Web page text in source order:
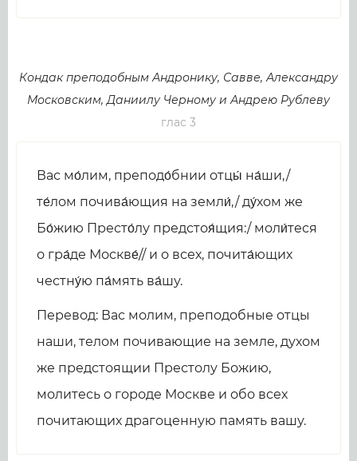
Кондак преподобным Андронику, Савве, Александру
Московским, Даниилу Черному и Андрею Рублеву
глас 3
Вас мо́лим, преподо́бнии отцы́ на́ши,/
те́лом почива́ющия на земли́,/ ду́хом же
Бо́жию Престо́лу предстоя́щия:/ моли́теся
о гра́де Москве́// и о всех, почита́ющих
честну́ю па́мять ва́шу.
Перевод: Вас молим, преподобные отцы
наши, телом почивающие на земле, духом
же предстоящии Престолу Божию,
молитесь о городе Москве и обо всех
почитающих драгоценную память вашу.